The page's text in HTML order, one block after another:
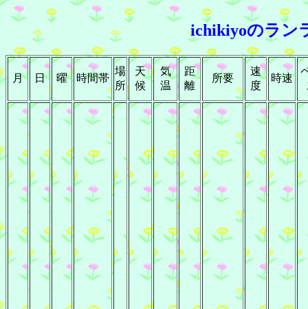
ichikiyoのラン
月 日 曜 時間帯
場
所
天
候
気
温
距
離
所要
速
度
時速